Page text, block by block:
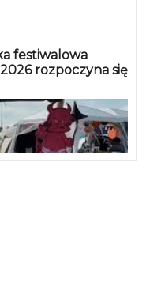
festiwalowa
rozpoczyna się